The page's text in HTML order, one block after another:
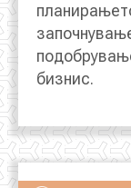
ПОДНЕСИ
ПОДДРЖИ
МУЛТИМЕДИЈА
ГАЛЕРИЈА
бизнис.